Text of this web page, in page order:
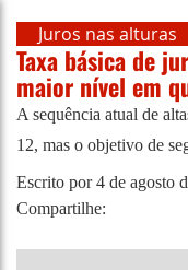
Juros nas alturas
Taxa básica de
maior nível em
A sequência atual de
12, mas o objetivo de
Escrito por4 de agosto
Compartilhe: